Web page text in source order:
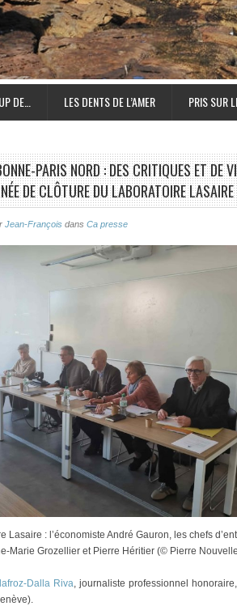
DE… LES DENTS DE L’AMER PRIS SUR
PARIS NORD : DES CRITIQUES ET DE
DE CLÔTURE DU LABORATOIRE
Jean-François dans Ca presse
Lasaire : l’économiste André Gauron, les chefs
Marie Grozellier et Pierre Héritier (© Pierre
Dalla Riva, journaliste professionnel